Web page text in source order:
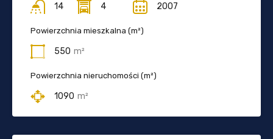
14 4 2007
Powierzchnia mieszkalna (m²)
550 m²
Powierzchnia nieruchomości (m²)
1090 m²